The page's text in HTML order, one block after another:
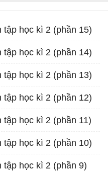
học kì 2 (phần 15)
học kì 2 (phần 14)
học kì 2 (phần 13)
học kì 2 (phần 12)
học kì 2 (phần 11)
học kì 2 (phần 10)
học kì 2 (phần 9)